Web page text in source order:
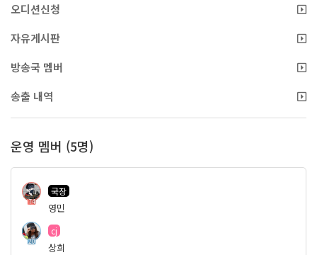
오디션신청
자유게시판
방송국 멤버
송출 내역
운영 멤버 (5명)
74
국장
영민
20
cj
상희